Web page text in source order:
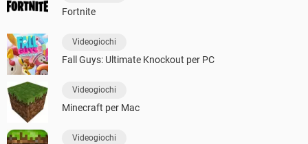
Fortnite
Videogiochi
Fall Guys: Ultimate Knockout per PC
Videogiochi
Minecraft per Mac
Videogiochi